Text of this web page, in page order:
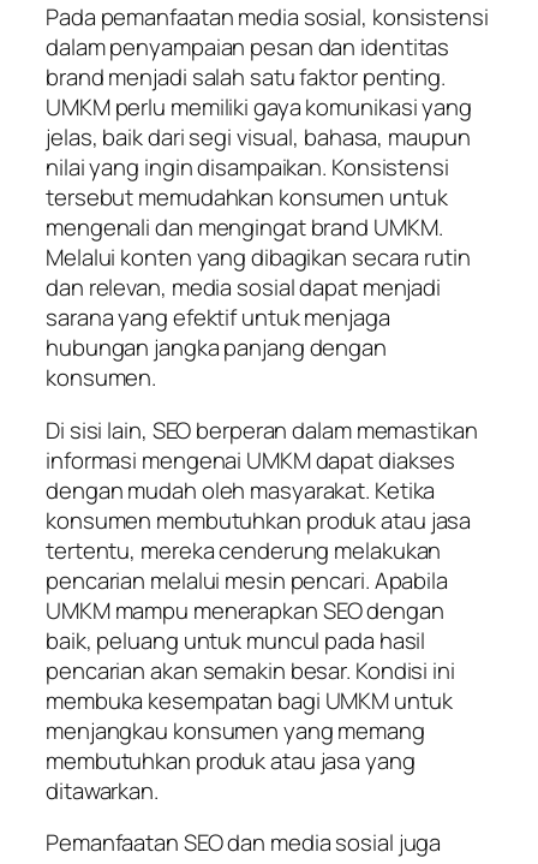
Pada pemanfaatan media sosial, konsistensi
dalam penyampaian pesan dan identitas
brand menjadi salah satu faktor penting.
UMKM perlu memiliki gaya komunikasi yang
jelas, baik dari segi visual, bahasa, maupun
nilai yang ingin disampaikan. Konsistensi
tersebut memudahkan konsumen untuk
mengenali dan mengingat brand UMKM.
Melalui konten yang dibagikan secara rutin
dan relevan, media sosial dapat menjadi
sarana yang efektif untuk menjaga
hubungan jangka panjang dengan
konsumen.
Di sisi lain, SEO berperan dalam memastikan
informasi mengenai UMKM dapat diakses
dengan mudah oleh masyarakat. Ketika
konsumen membutuhkan produk atau jasa
tertentu, mereka cenderung melakukan
pencarian melalui mesin pencari. Apabila
UMKM mampu menerapkan SEO dengan
baik, peluang untuk muncul pada hasil
pencarian akan semakin besar. Kondisi ini
membuka kesempatan bagi UMKM untuk
menjangkau konsumen yang memang
membutuhkan produk atau jasa yang
ditawarkan.
Pemanfaatan SEO dan media sosial juga